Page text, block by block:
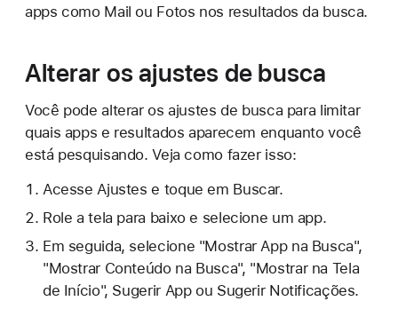
apps como Mail ou Fotos nos resultados da busca.
Alterar os ajustes de busca
Você pode alterar os ajustes de busca para limitar
quais apps e resultados aparecem enquanto você
está pesquisando. Veja como fazer isso:
Acesse Ajustes e toque em Buscar.
Role a tela para baixo e selecione um app.
Em seguida, selecione "Mostrar App na Busca",
"Mostrar Conteúdo na Busca", "Mostrar na Tela
de Início", Sugerir App ou Sugerir Notificações.